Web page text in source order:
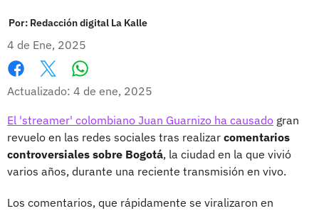
Por: Redacción digital La Kalle
4 de Ene, 2025
Facebook
X
Actualizado: 4 de ene, 2025
El 'streamer' colombiano Juan Guarnizo ha causado gran
revuelo en las redes sociales tras realizar comentarios
controversiales sobre Bogotá, la ciudad en la que vivió
varios años, durante una reciente transmisión en vivo.
Los comentarios, que rápidamente se viralizaron en